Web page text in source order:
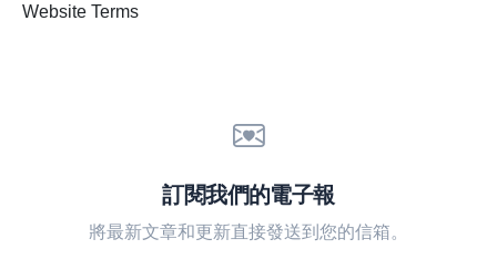
Website Terms
訂閱我們的電子報
將最新文章和更新直接發送到您的信箱。